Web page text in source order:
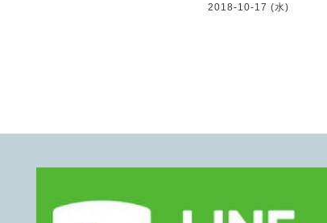
2018-10-17 (水)